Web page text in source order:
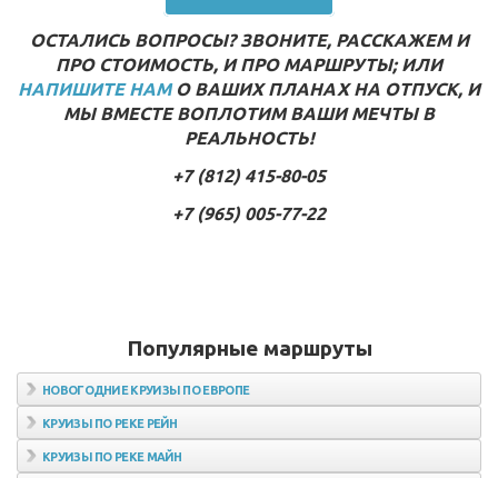
ОСТАЛИСЬ ВОПРОСЫ? ЗВОНИТЕ, РАССКАЖЕМ И
ПРО СТОИМОСТЬ, И ПРО МАРШРУТЫ; ИЛИ
НАПИШИТЕ НАМО ВАШИХ ПЛАНАХ НА ОТПУСК, И
МЫ ВМЕСТЕ ВОПЛОТИМ ВАШИ МЕЧТЫ В
РЕАЛЬНОСТЬ!
+7 (812) 415-80-05
+7 (965) 005-77-22
Популярные маршруты
НОВОГОДНИЕ КРУИЗЫ ПО ЕВРОПЕ
КРУИЗЫ ПО РЕКЕ РЕЙН
КРУИЗЫ ПО РЕКЕ МАЙН